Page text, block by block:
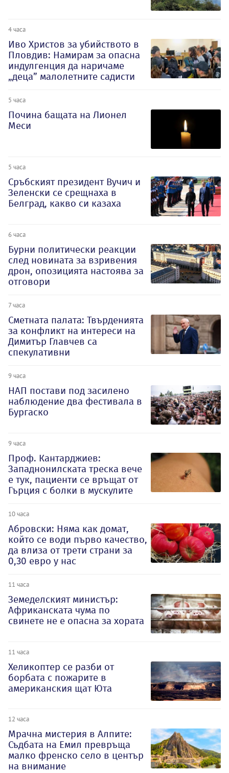
4 часа
Иво Христов за убийството в
Пловдив: Намирам за опасна
индулгенция да наричаме
„деца” малолетните садисти
5 часа
Почина бащата на Лионел
Меси
5 часа
Сръбският президент Вучич и
Зеленски се срещнаха в
Белград, какво си казаха
6 часа
Бурни политически реакции
след новината за взривения
дрон, опозицията настоява за
отговори
7 часа
Сметната палата: Твърденията
за конфликт на интереси на
Димитър Главчев са
спекулативни
9 часа
НАП постави под засилено
наблюдение два фестивала в
Бургаско
9 часа
Проф. Кантарджиев:
Западнонилската треска вече
е тук, пациенти се връщат от
Гърция с болки в мускулите
10 часа
Абровски: Няма как домат,
който се води първо качество,
да влиза от трети страни за
0,30 евро у нас
11 часа
Земеделският министър:
Африканската чума по
свинете не е опасна за хората
11 часа
Хеликоптер се разби от
борбата с пожарите в
американския щат Юта
12 часа
Мрачна мистерия в Алпите:
Съдбата на Емил превръща
малко френско село в център
на внимание